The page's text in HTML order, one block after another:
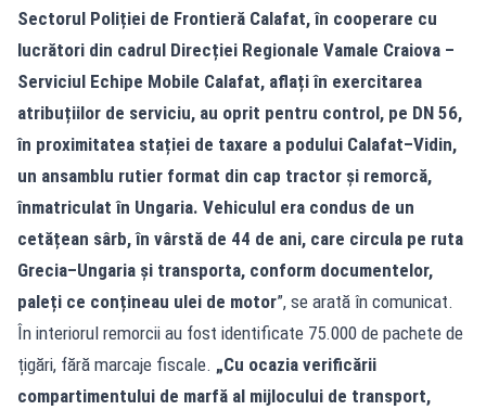
Sectorul Poliției de Frontieră Calafat, în cooperare cu
lucrători din cadrul Direcției Regionale Vamale Craiova –
Serviciul Echipe Mobile Calafat, aflați în exercitarea
atribuțiilor de serviciu, au oprit pentru control, pe DN 56,
în proximitatea stației de taxare a podului Calafat–Vidin,
un ansamblu rutier format din cap tractor și remorcă,
înmatriculat în Ungaria. Vehiculul era condus de un
cetățean sârb, în vârstă de 44 de ani, care circula pe ruta
Grecia–Ungaria și transporta, conform documentelor,
paleți ce conțineau ulei de motor”, se arată în comunicat.
În interiorul remorcii au fost identificate 75.000 de pachete de
țigări, fără marcaje fiscale. „Cu ocazia verificării
compartimentului de marfă al mijlocului de transport,